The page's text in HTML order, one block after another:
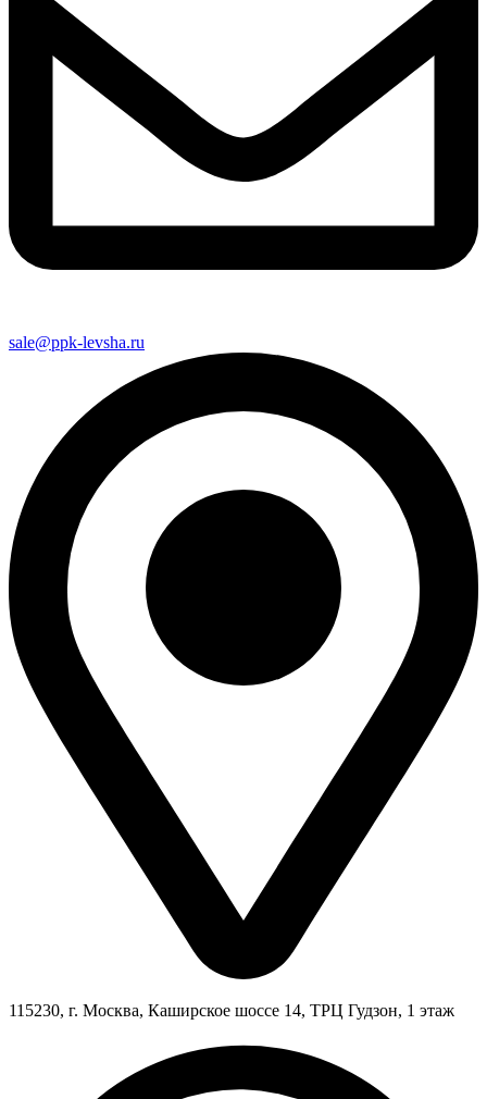
sale@ppk-levsha.ru
115230, г. Москва, Каширское шоссе 14, ТРЦ Гудзон, 1 этаж